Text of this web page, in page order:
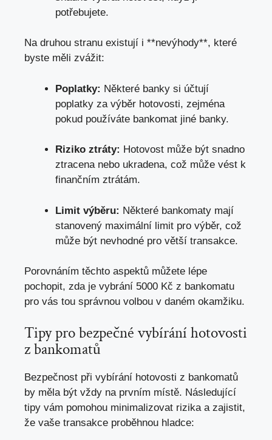
potřebujete.
Na druhou stranu existují i **nevýhody**, které
byste měli zvážit:
Poplatky: Některé banky si účtují
poplatky za výběr hotovosti, zejména
pokud používáte bankomat jiné banky.
Riziko ztráty: Hotovost může být snadno
ztracena nebo ukradena, což může vést k
finančním ztrátám.
Limit výběru: Některé bankomaty mají
stanovený maximální limit pro výběr, což
může být nevhodné pro větší transakce.
Porovnáním těchto aspektů můžete lépe
pochopit, zda je vybrání 5000 Kč z bankomatu
pro vás tou správnou volbou v daném okamžiku.
Tipy pro bezpečné vybírání hotovosti
z bankomatů
Bezpečnost při vybírání hotovosti z bankomatů
by měla být vždy na prvním místě. Následující
tipy vám pomohou minimalizovat rizika a zajistit,
že vaše transakce proběhnou hladce: